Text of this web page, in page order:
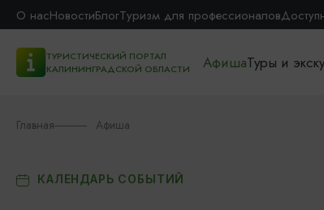
О насНовостиБлогТуризм для профессионалов
ТУРИСТИЧЕСКИЙ ПОРТАЛ
КАЛИНИНГРАДСКОЙ ОБЛАСТИ
АфишаТуры и
Главная Афиша
КАЛЕНДАРЬ СОБЫТИЙ